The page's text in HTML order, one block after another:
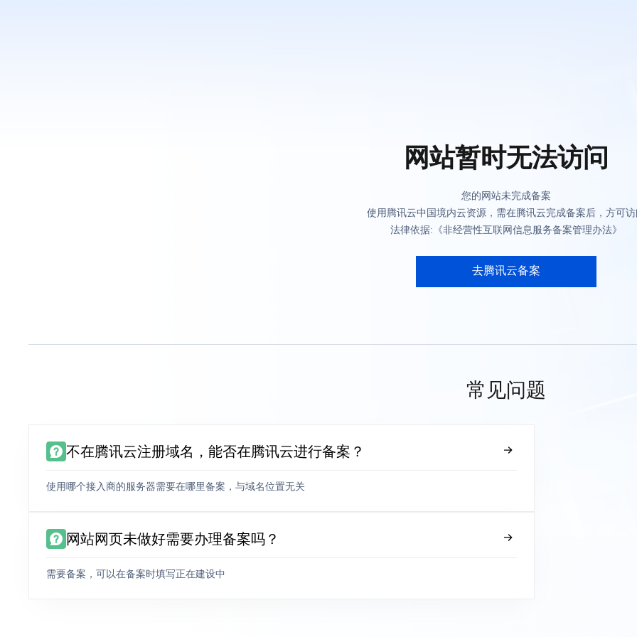
网站暂时无法访问
您的网站未完成备案
使用腾讯云中国境内云资源，需在腾讯云完成备案后，方可
法律依据:《非经营性互联网信息服务备案管理办法》
去腾讯云备案
常见问题
不在腾讯云注册域名，能否在腾讯云进行备案？
使用哪个接入商的服务器需要在哪里备案，与域名位置无关
网站网页未做好需要办理备案吗？
需要备案，可以在备案时填写正在建设中